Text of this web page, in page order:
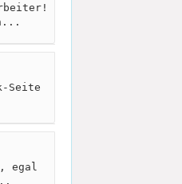
Seite
egal